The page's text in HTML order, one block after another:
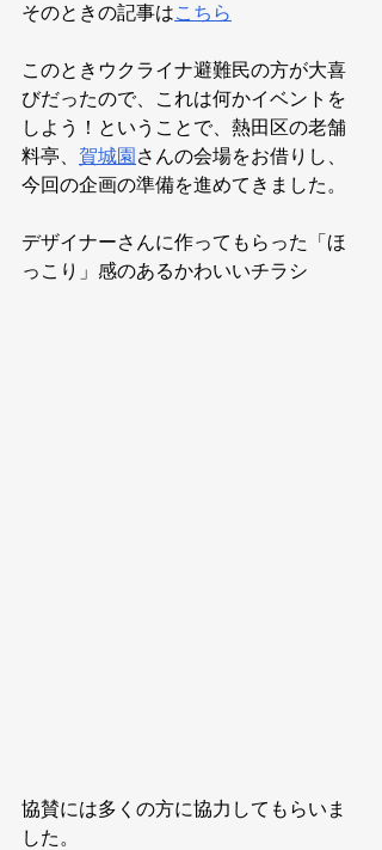
そのときの記事はこちら
このときウクライナ避難民の方が大喜
びだったので、これは何かイベントを
しよう！ということで、熱田区の老舗
料亭、 賀城園さんの会場をお借りし、
今回の企画の準備を進めてきました。
デザイナーさんに作ってもらった「ほ
っこり」感のあるかわいいチラシ
協賛には多くの方に協力してもらいま
した。